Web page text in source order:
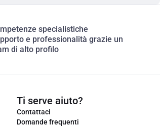
specialistiche
e professionalità grazie un
di alto profilo
Ti serve aiuto?
Contattaci
Domande frequenti